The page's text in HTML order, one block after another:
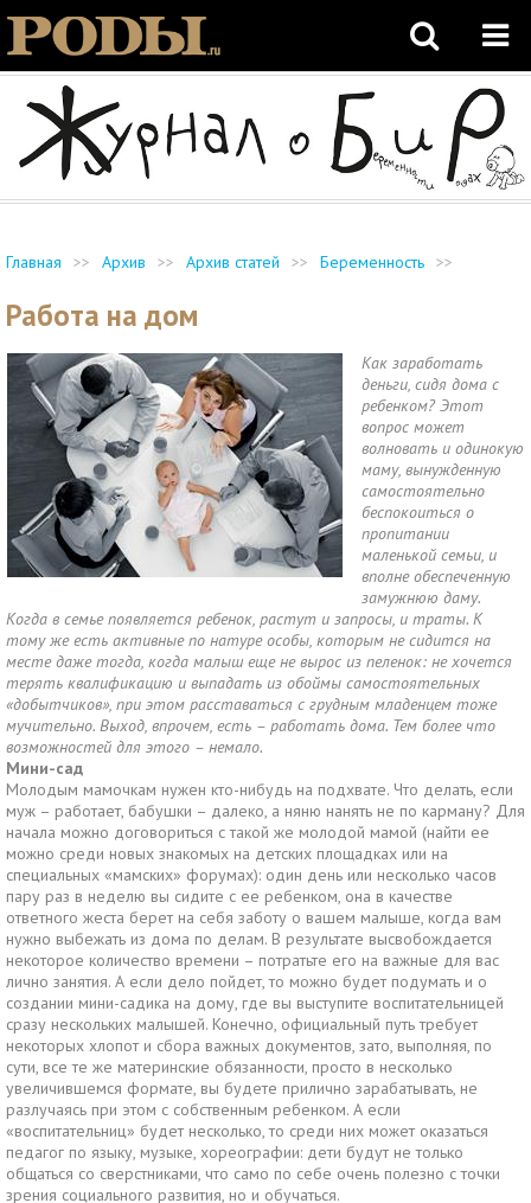
Главная >> Архив >> Архив статей >> Беременность >>
Работа на дом
Как заработать
деньги, сидя дома с
ребенком? Этот
вопрос может
волновать и одинокую
маму, вынужденную
самостоятельно
беспокоиться о
пропитании
маленькой семьи, и
вполне обеспеченную
замужнюю даму.
Когда в семье появляется ребенок, растут и запросы, и траты. К
тому же есть активные по натуре особы, которым не сидится на
месте даже тогда, когда малыш еще не вырос из пеленок: не хочется
терять квалификацию и выпадать из обоймы самостоятельных
«добытчиков», при этом расставаться с грудным младенцем тоже
мучительно. Выход, впрочем, есть – работать дома. Тем более что
возможностей для этого – немало.
Мини-сад
Молодым мамочкам нужен кто-нибудь на подхвате. Что делать, если
муж – работает, бабушки – далеко, а няню нанять не по карману? Для
начала можно договориться с такой же молодой мамой (найти ее
можно среди новых знакомых на детских площадках или на
специальных «мамских» форумах): один день или несколько часов
пару раз в неделю вы сидите с ее ребенком, она в качестве
ответного жеста берет на себя заботу о вашем малыше, когда вам
нужно выбежать из дома по делам. В результате высвобождается
некоторое количество времени – потратьте его на важные для вас
лично занятия. А если дело пойдет, то можно будет подумать и о
создании мини-садика на дому, где вы выступите воспитательницей
сразу нескольких малышей. Конечно, официальный путь требует
некоторых хлопот и сбора важных документов, зато, выполняя, по
сути, все те же материнские обязанности, просто в несколько
увеличившемся формате, вы будете прилично зарабатывать, не
разлучаясь при этом с собственным ребенком. А если
«воспитательниц» будет несколько, то среди них может оказаться
педагог по языку, музыке, хореографии: дети будут не только
общаться со сверстниками, что само по себе очень полезно с точки
зрения социального развития, но и обучаться.